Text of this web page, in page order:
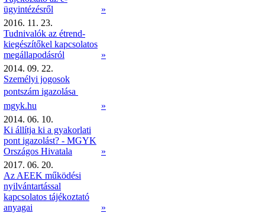
ügyintézésről
»
2016. 11. 23.
Tudnivalók az étrend-
kiegészítőkel kapcsolatos
megállapodásról
»
2014. 09. 22.
Személyi jogosok
pontszám igazolása 
mgyk.hu
»
2014. 06. 10.
Ki állítja ki a gyakorlati
pont igazolást? - MGYK
Országos Hivatala
»
2017. 06. 20.
Az AEEK működési
nyilvántartással
kapcsolatos tájékoztató
anyagai
»